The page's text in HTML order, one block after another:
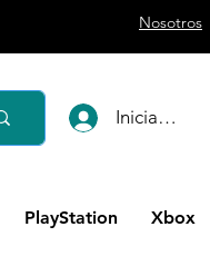
Nosotros
Iniciar sesión
PlayStation Xbox